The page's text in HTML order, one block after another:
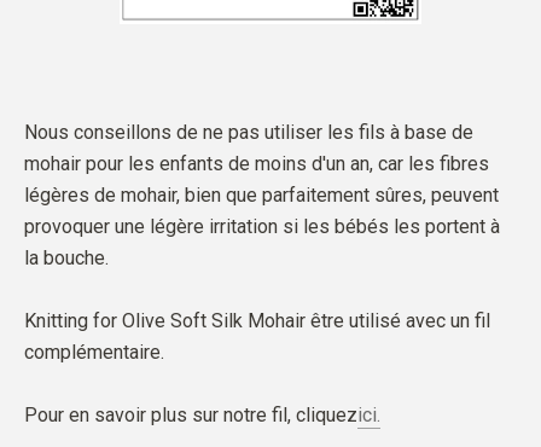
Nous conseillons de ne pas utiliser les fils à base de
mohair pour les enfants de moins d'un an, car les fibres
légères de mohair, bien que parfaitement sûres, peuvent
provoquer une légère irritation si les bébés les portent à
la bouche.
Knitting for Olive Soft Silk Mohair être utilisé avec un fil
complémentaire.
Pour en savoir plus sur notre fil, cliquezici.